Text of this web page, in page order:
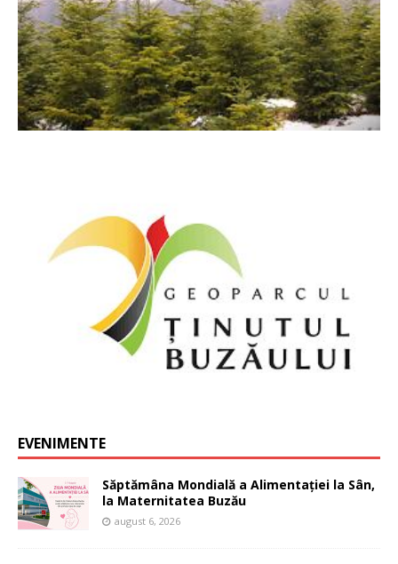
EVENIMENTE
Săptămâna Mondială a Alimentației la Sân,
la Maternitatea Buzău
august 6, 2026